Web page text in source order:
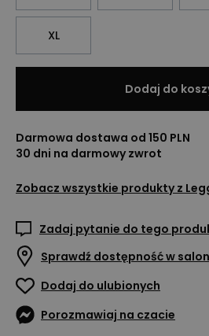
XL
Dodaj do
Darmowa dostawa od 150 PLN
30 dni na darmowy zwrot
Zobacz wszystkie produkty z
Zadaj pytanie do tego
Sprawdź dostępność w
Dodaj do ulubionych
Porozmawiaj na czacie